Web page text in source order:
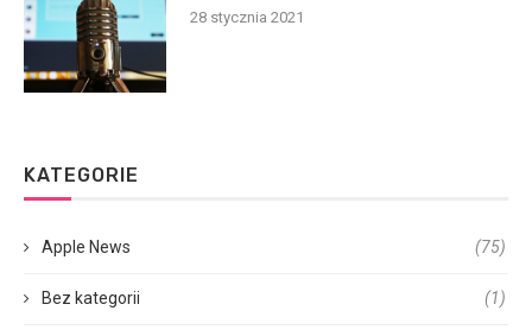
28 stycznia 2021
KATEGORIE
Apple News (75)
Bez kategorii (1)